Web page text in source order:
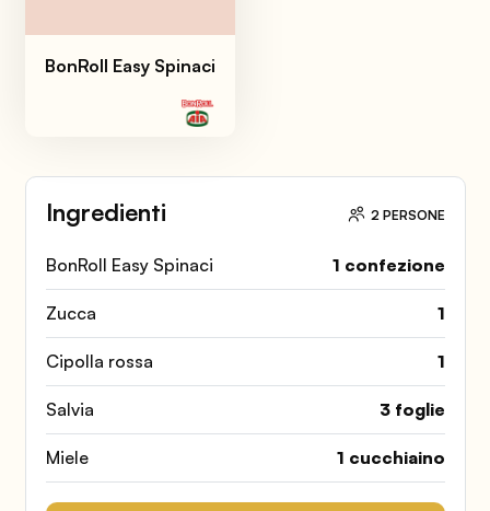
Ingredienti 2 PERSONE
BonRoll Easy Spinaci 1 confezione
Zucca 1
Cipolla rossa 1
Salvia 3 foglie
Miele 1 cucchiaino
BonRoll Easy Spinaci